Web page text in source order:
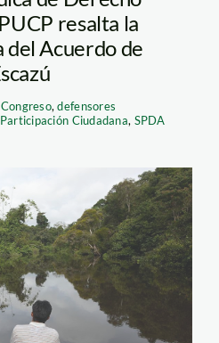
resalta la
Acuerdo de
Congreso,defensores
Participación Ciudadana, SPDA
en la